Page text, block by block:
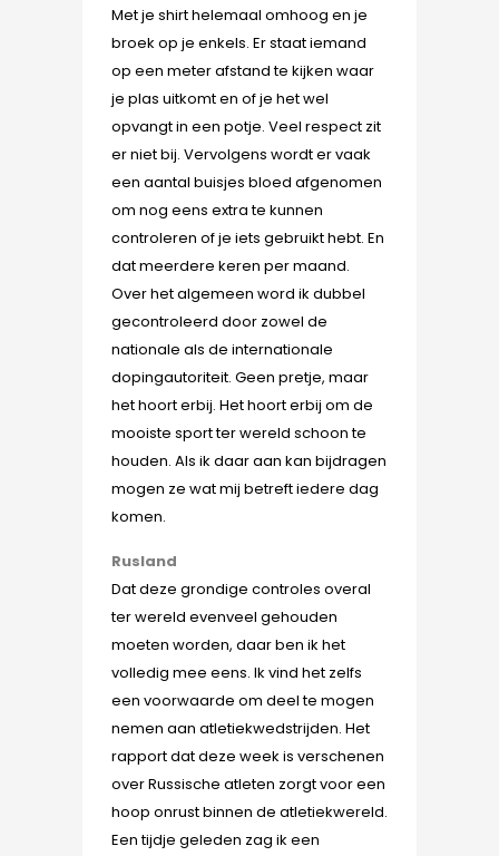
Met je shirt helemaal omhoog en je
broek op je enkels. Er staat iemand
op een meter afstand te kijken waar
je plas uitkomt en of je het wel
opvangt in een potje. Veel respect zit
er niet bij. Vervolgens wordt er vaak
een aantal buisjes bloed afgenomen
om nog eens extra te kunnen
controleren of je iets gebruikt hebt. En
dat meerdere keren per maand.
Over het algemeen word ik dubbel
gecontroleerd door zowel de
nationale als de internationale
dopingautoriteit. Geen pretje, maar
het hoort erbij. Het hoort erbij om de
mooiste sport ter wereld schoon te
houden. Als ik daar aan kan bijdragen
mogen ze wat mij betreft iedere dag
komen.
Rusland
Dat deze grondige controles overal
ter wereld evenveel gehouden
moeten worden, daar ben ik het
volledig mee eens. Ik vind het zelfs
een voorwaarde om deel te mogen
nemen aan atletiekwedstrijden. Het
rapport dat deze week is verschenen
over Russische atleten zorgt voor een
hoop onrust binnen de atletiekwereld.
Een tijdje geleden zag ik een